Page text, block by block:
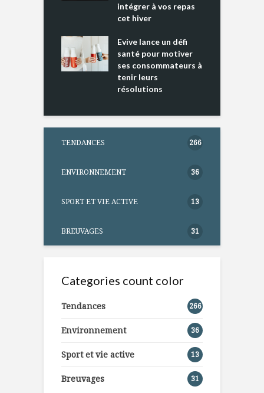
intégrer à vos repas
cet hiver
Evive lance un défi
santé pour motiver
ses consommateurs à
tenir leurs
résolutions
TENDANCES 266
ENVIRONNEMENT 36
SPORT ET VIE ACTIVE 13
BREUVAGES 31
Categories count color
Tendances 266
Environnement 36
Sport et vie active 13
Breuvages 31